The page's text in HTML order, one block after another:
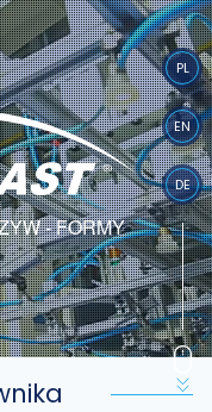
PL
EN
DE
- FORMY